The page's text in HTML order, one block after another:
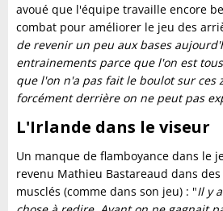
avoué que l'équipe travaille encore
combat pour améliorer le jeu des
de revenir un peu aux bases
entrainements parce que l'on est
que l'on n'a pas fait le boulot sur ces
forcément derrière on ne peut pas
L'Irlande dans le viseur
Un manque de flamboyance dans le
revenu Mathieu Bastareaud dans
musclés (comme dans son jeu) : "Il y